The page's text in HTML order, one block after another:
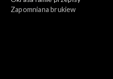
Zapomniana brukiew